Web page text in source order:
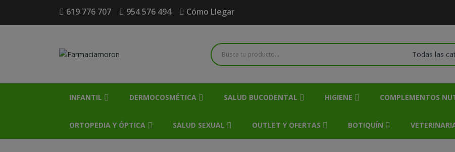
619 776 707 954 576 494 Cómo Llegar
INFANTIL DERMOCOSMÉTICA SALUD BUCODENTAL HIGIENE COMPLEMENTOS
ORTOPEDIA Y ÓPTICA SALUD SEXUAL OUTLET Y OFERTAS BOTIQUÍN